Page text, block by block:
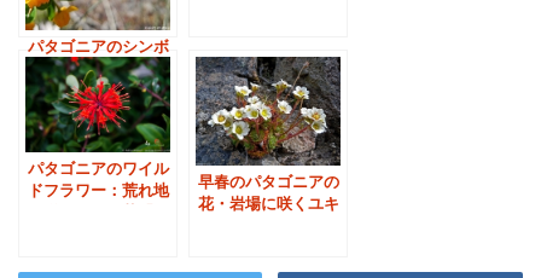
パタゴニアのシンボ
ル：カラファテの黄
色い花①
パタゴニアのワイル
ドフラワー：荒れ地
早春のパタゴニアの
花・岩場に咲くユキ